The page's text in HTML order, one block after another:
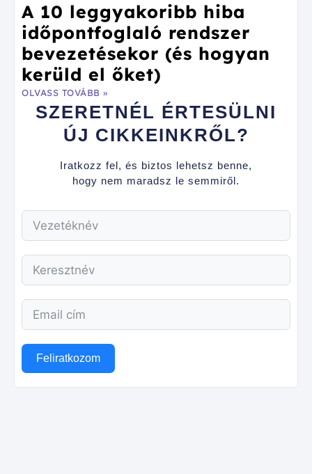
A 10 leggyakoribb hiba
időpontfoglaló rendszer
bevezetésekor (és hogyan
kerüld el őket)
OLVASS TOVÁBB »
SZERETNÉL ÉRTESÜLNI
ÚJ CIKKEINKRŐL?
Iratkozz fel, és biztos lehetsz benne,
hogy nem maradsz le semmiről.
Feliratkozom